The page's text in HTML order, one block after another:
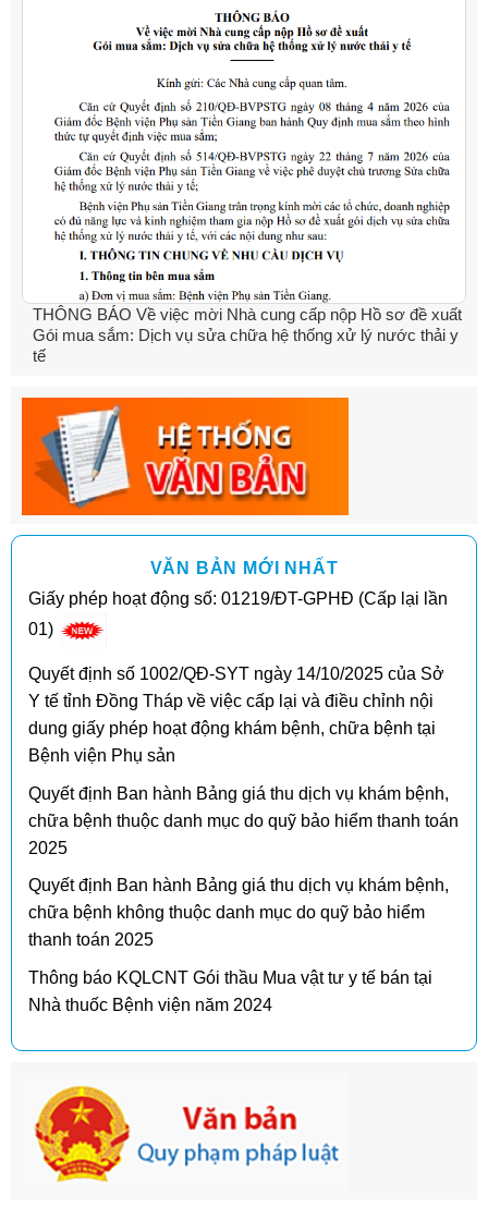
THÔNG BÁO Về việc mời Nhà cung cấp nộp Hồ sơ đề xuất
Gói mua sắm: Dịch vụ sửa chữa hệ thống xử lý nước thải y
tế
VĂN BẢN MỚI NHẤT
Giấy phép hoạt động số: 01219/ĐT-GPHĐ (Cấp lại lần
01)
Quyết định số 1002/QĐ-SYT ngày 14/10/2025 của Sở
Y tế tỉnh Đồng Tháp về việc cấp lại và điều chỉnh nội
dung giấy phép hoạt động khám bệnh, chữa bệnh tại
Bệnh viện Phụ sản
Quyết định Ban hành Bảng giá thu dịch vụ khám bệnh,
chữa bệnh thuộc danh mục do quỹ bảo hiểm thanh toán
2025
Quyết định Ban hành Bảng giá thu dịch vụ khám bệnh,
chữa bệnh không thuộc danh mục do quỹ bảo hiểm
thanh toán 2025
Thông báo KQLCNT Gói thầu Mua vật tư y tế bán tại
Nhà thuốc Bệnh viện năm 2024